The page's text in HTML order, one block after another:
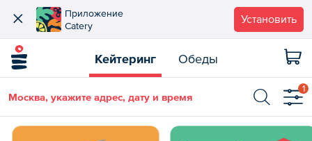
Приложение
Catery
Установить
Кейтеринг Обеды
Москва, укажите адрес, дату и время
1